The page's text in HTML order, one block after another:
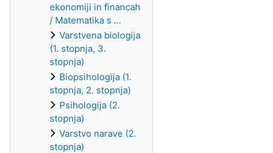
ekonomiji in financah
/ Matematika s ...
Varstvena biologija
(1. stopnja, 3.
stopnja)
Biopsihologija (1.
stopnja, 2. stopnja)
Psihologija (2.
stopnja)
Varstvo narave (2.
stopnja)